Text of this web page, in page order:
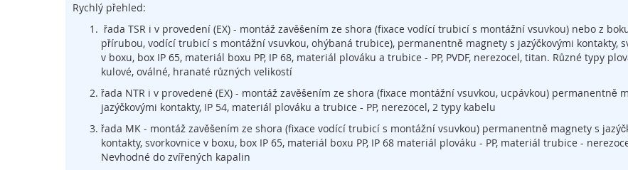
Měření
otáček
Měření
hladiny
průtoku
informační
systémy
Rychlý přehled:
řada TSR i v provedení (EX) - montáž zavěšením ze shora (fixace vodící trubicí s montážní vsuvkou) nebo z
přírubou, vodící trubicí s montážní vsuvkou, ohýbaná trubice), permanentně magnety s jazýčkovými kontakty,
v boxu, box IP 65, materiál boxu PP, IP 68, materiál plováku a trubice - PP, PVDF, nerezocel, titan. Různé typy
kulové, oválné, hranaté různých velikostí
řada NTR i v provedené (EX) - montáž zavěšením ze shora (fixace montážní vsuvkou, ucpávkou) permanentně
jazýčkovými kontakty, IP 54, materiál plováku a trubice - PP, nerezocel, 2 typy kabelu
řada MK - montáž zavěšením ze shora (fixace vodící trubicí s montážní vsuvkou) permanentně magnety s
kontakty, svorkovnice v boxu, box IP 65, materiál boxu PP, IP 68 materiál plováku - PP, materiál trubice -
Nevhodné do zvířených kapalin